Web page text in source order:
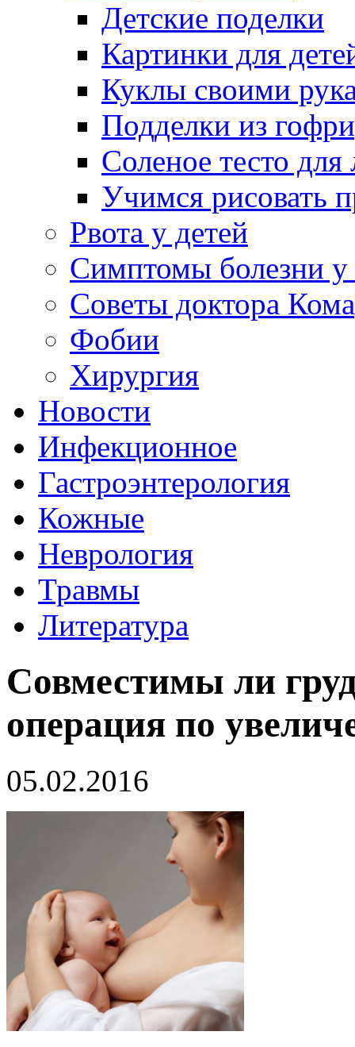
Детские поделки
Картинки для
Куклы своими
Подделки из
Соленое тесто для
Учимся рисовать
Рвота у детей
Симптомы болезни у
Советы доктора
Фобии
Хирургия
Новости
Инфекционное
Гастроэнтерология
Кожные
Неврология
Травмы
Литература
Совместимы ли
операция по
05.02.2016